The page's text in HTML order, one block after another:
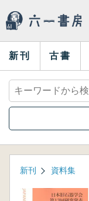
新刊 古書
新刊 資料集